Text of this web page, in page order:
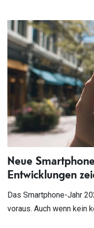
Neue
Entwicklungen
Das Smartphone-Jahr
voraus. Auch wenn kein